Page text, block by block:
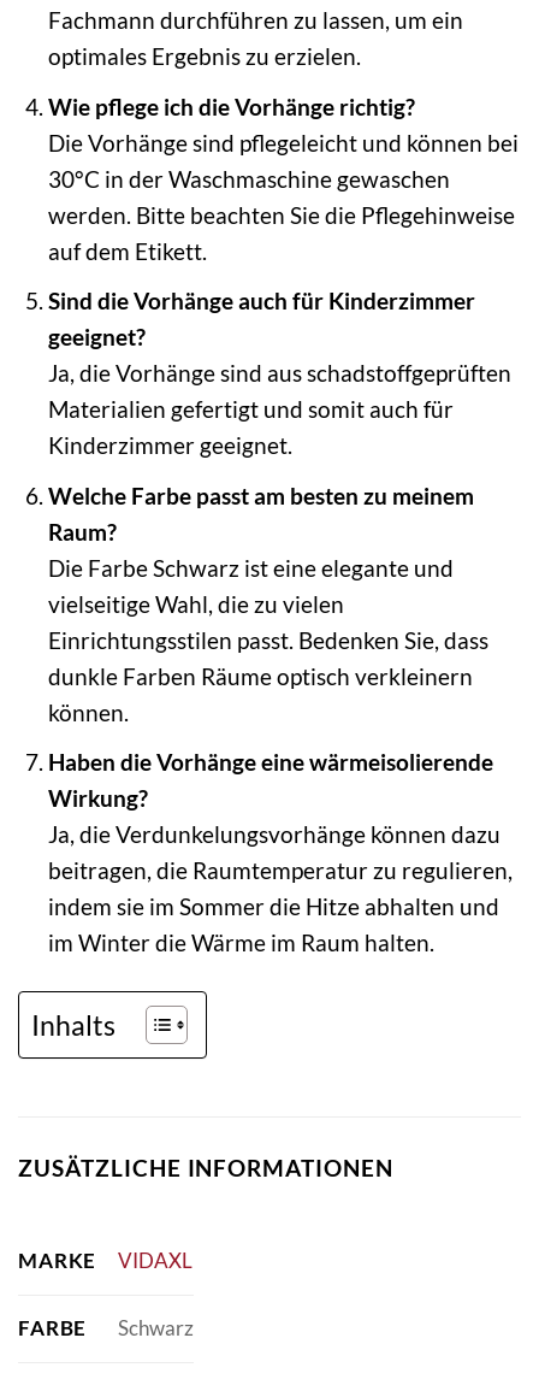
Fachmann durchführen zu lassen, um ein
optimales Ergebnis zu erzielen.
Wie pflege ich die Vorhänge richtig?
Die Vorhänge sind pflegeleicht und können bei
30°C in der Waschmaschine gewaschen
werden. Bitte beachten Sie die Pflegehinweise
auf dem Etikett.
Sind die Vorhänge auch für Kinderzimmer
geeignet?
Ja, die Vorhänge sind aus schadstoffgeprüften
Materialien gefertigt und somit auch für
Kinderzimmer geeignet.
Welche Farbe passt am besten zu meinem
Raum?
Die Farbe Schwarz ist eine elegante und
vielseitige Wahl, die zu vielen
Einrichtungsstilen passt. Bedenken Sie, dass
dunkle Farben Räume optisch verkleinern
können.
Haben die Vorhänge eine wärmeisolierende
Wirkung?
Ja, die Verdunkelungsvorhänge können dazu
beitragen, die Raumtemperatur zu regulieren,
indem sie im Sommer die Hitze abhalten und
im Winter die Wärme im Raum halten.
Inhalts
ZUSÄTZLICHE INFORMATIONEN
MARKE VIDAXL
FARBE Schwarz